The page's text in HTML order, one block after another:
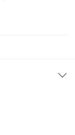
la page